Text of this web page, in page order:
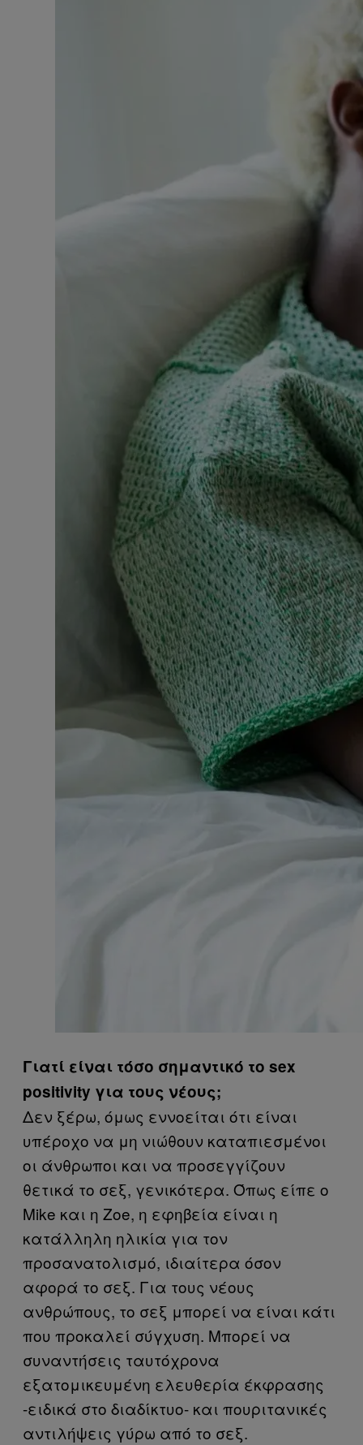
Γιατί είναι τόσο σημαντικό το sex
positivity για τους νέους;
Δεν ξέρω, όμως εννοείται ότι είναι
υπέροχο να μη νιώθουν καταπιεσμένοι
οι άνθρωποι και να προσεγγίζουν
θετικά το σεξ, γενικότερα. Όπως είπε ο
Mike και η Zoe, η εφηβεία είναι η
κατάλληλη ηλικία για τον
προσανατολισμό, ιδιαίτερα όσον
αφορά το σεξ. Για τους νέους
ανθρώπους, το σεξ μπορεί να είναι κάτι
που προκαλεί σύγχυση. Μπορεί να
συναντήσεις ταυτόχρονα
εξατομικευμένη ελευθερία έκφρασης
-ειδικά στο διαδίκτυο- και πουριτανικές
αντιλήψεις γύρω από το σεξ.